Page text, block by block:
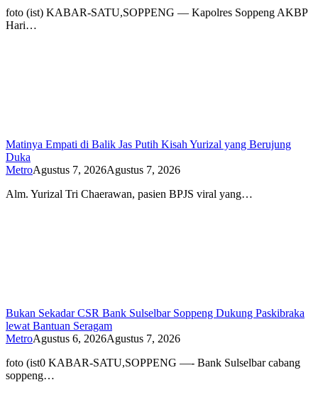
foto (ist) KABAR-SATU,SOPPENG — Kapolres Soppeng AKBP
Hari…
Matinya Empati di Balik Jas Putih Kisah Yurizal yang Berujung
Duka
MetroAgustus 7, 2026Agustus 7, 2026
Alm. Yurizal Tri Chaerawan, pasien BPJS viral yang…
Bukan Sekadar CSR Bank Sulselbar Soppeng Dukung Paskibraka
lewat Bantuan Seragam
MetroAgustus 6, 2026Agustus 7, 2026
foto (ist0 KABAR-SATU,SOPPENG —- Bank Sulselbar cabang
soppeng…